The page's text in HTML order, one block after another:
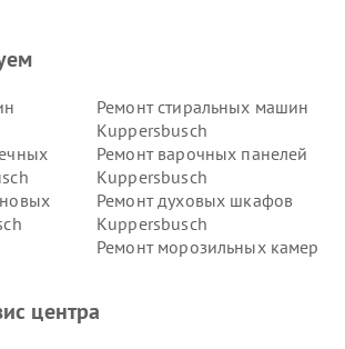
Ремонт стиральных машин
Kuppersbusch
Ремонт варочных панелей
Kuppersbusch
Ремонт духовых шкафов
Kuppersbusch
Ремонт морозильных камер
вакуумных упаковщиков
центра